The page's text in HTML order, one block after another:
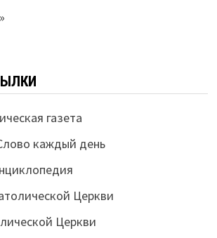
газета
каждый день
Церкви
Церкви